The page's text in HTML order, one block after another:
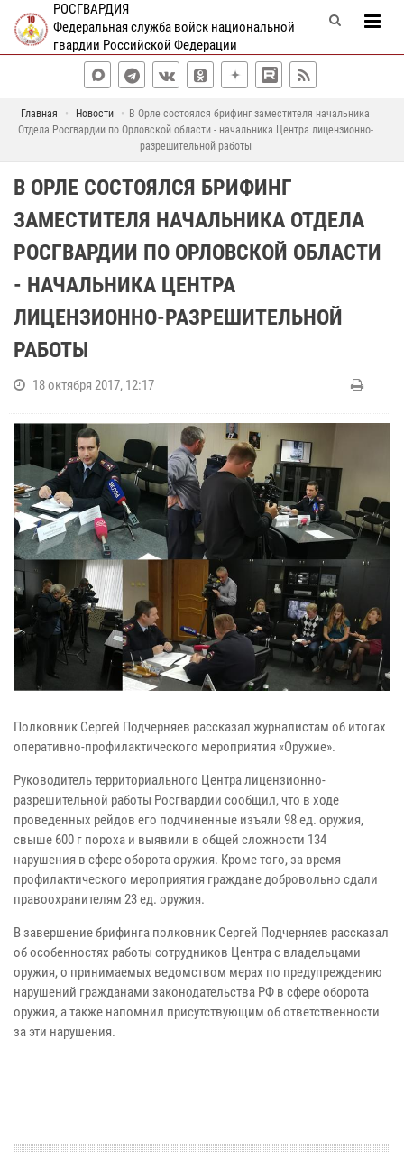
РОСГВАРДИЯ
Федеральная служба войск национальной
гвардии Российской Федерации
Главная Новости
В Орле состоялся брифинг заместителя начальника
Отдела Росгвардии по Орловской области - начальника Центра лицензионно-
разрешительной работы
В ОРЛЕ СОСТОЯЛСЯ БРИФИНГ
ЗАМЕСТИТЕЛЯ НАЧАЛЬНИКА ОТДЕЛА
РОСГВАРДИИ ПО ОРЛОВСКОЙ ОБЛАСТИ
- НАЧАЛЬНИКА ЦЕНТРА
ЛИЦЕНЗИОННО-РАЗРЕШИТЕЛЬНОЙ
РАБОТЫ
18 октября 2017, 12:17
Полковник Сергей Подчерняев рассказал журналистам об итогах
оперативно-профилактического мероприятия «Оружие».
Руководитель территориального Центра лицензионно-
разрешительной работы Росгвардии сообщил, что в ходе
проведенных рейдов его подчиненные изъяли 98 ед. оружия,
свыше 600 г пороха и выявили в общей сложности 134
нарушения в сфере оборота оружия. Кроме того, за время
профилактического мероприятия граждане добровольно сдали
правоохранителям 23 ед. оружия.
В завершение брифинга полковник Сергей Подчерняев рассказал
об особенностях работы сотрудников Центра с владельцами
оружия, о принимаемых ведомством мерах по предупреждению
нарушений гражданами законодательства РФ в сфере оборота
оружия, а также напомнил присутствующим об ответственности
за эти нарушения.